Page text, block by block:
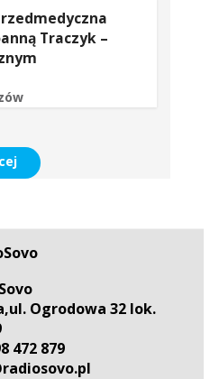
Traczyk –
Ogrodowa 32 lok.
472 879